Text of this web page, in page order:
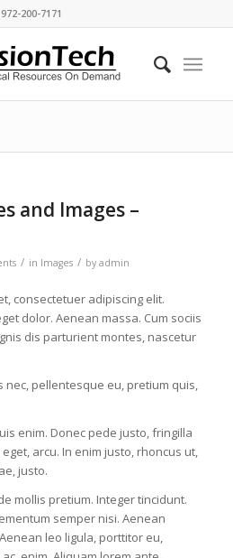
972-200-7171
and Images –
/ in Images / by admin
consectetuer adipiscing elit.
dolor. Aenean massa. Cum sociis
dis parturient montes, nascetur
nec, pellentesque eu, pretium quis,
enim. Donec pede justo, fringilla
arcu. In enim justo, rhoncus ut,
justo.
mollis pretium. Integer tincidunt.
semper nisi. Aenean
leo ligula, porttitor eu,